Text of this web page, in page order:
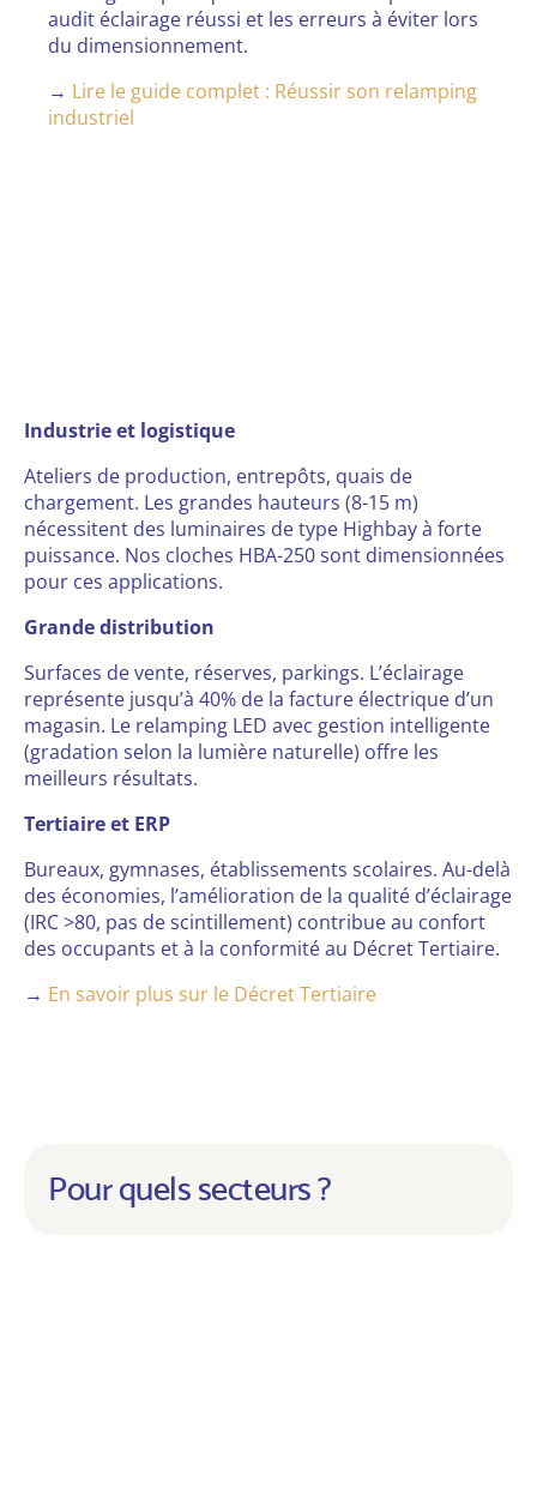
audit éclairage réussi et les erreurs à éviter lors
du dimensionnement.
→ Lire le guide complet : Réussir son relamping
industriel
Pour quels secteurs ?
Industrie et logistique
Ateliers de production, entrepôts, quais de
chargement. Les grandes hauteurs (8-15 m)
nécessitent des luminaires de type Highbay à forte
puissance. Nos cloches HBA-250 sont dimensionnées
pour ces applications.
Grande distribution
Surfaces de vente, réserves, parkings. L’éclairage
représente jusqu’à 40% de la facture électrique d’un
magasin. Le relamping LED avec gestion intelligente
(gradation selon la lumière naturelle) offre les
meilleurs résultats.
Tertiaire et ERP
Bureaux, gymnases, établissements scolaires. Au-delà
des économies, l’amélioration de la qualité d’éclairage
(IRC >80, pas de scintillement) contribue au confort
des occupants et à la conformité au Décret Tertiaire.
→ En savoir plus sur le Décret Tertiaire